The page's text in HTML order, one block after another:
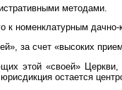
методами.
к номенклатурным
за счет «высоких
этой «своей»
остается